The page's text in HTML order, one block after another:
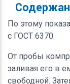
По этому
с ГОСТ 6370.
От пробы
заливая его в
свободной.